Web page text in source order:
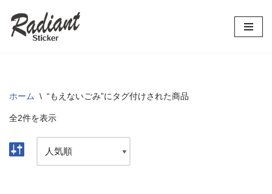
コ
ツ
ス
ッ
ホーム \ “もえないごみ”にタグ付けされた商品
全2件を表示